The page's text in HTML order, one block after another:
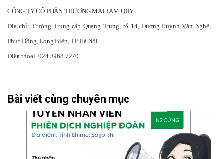
CÔNG TY CỔ PHẦN THƯƠNG MẠI TAM QUY
Địa chỉ: Trường Trung cấp Quang Trung, tổ 14, Đường Huỳnh Văn Nghệ,
Phúc Đồng, Long Biên, TP Hà Nội.
Điện thoại: 024.3968.7270
Bài viết cùng chuyên mục